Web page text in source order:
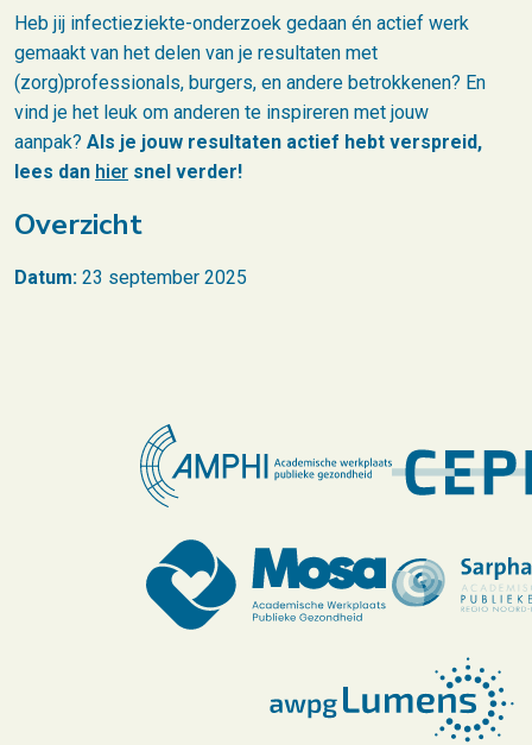
Heb jij infectieziekte-onderzoek gedaan én actief werk
gemaakt van het delen van je resultaten met
(zorg)professionals, burgers, en andere betrokkenen? En
vind je het leuk om anderen te inspireren met jouw
aanpak? Als je jouw resultaten actief hebt verspreid,
lees dan hier snel verder!
Overzicht
Datum: 23 september 2025